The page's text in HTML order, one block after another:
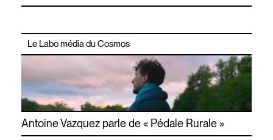
Le Labo média du Cosmos
Antoine Vazquez parle de « Pédale Rurale »